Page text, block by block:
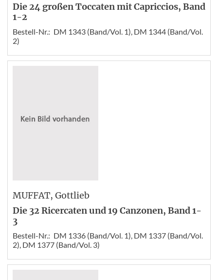
Die 24 großen Toccaten mit Capriccios, Band
1-2
Bestell-Nr.: DM 1343 (Band/Vol. 1), DM 1344 (Band/Vol.
2)
MUFFAT, Gottlieb
Die 32 Ricercaten und 19 Canzonen, Band 1-
3
Bestell-Nr.: DM 1336 (Band/Vol. 1), DM 1337 (Band/Vol.
2), DM 1377 (Band/Vol. 3)